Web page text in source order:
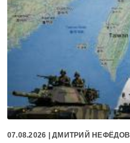
07.08.2026 |ДМИТРИЙ НЕФЁДОВ